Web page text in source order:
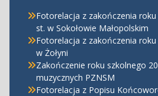
Fotorelacja z zakończenia
st. w Sokołowie Małopolskim
Fotorelacja z zakończenia
w Żołyni
Zakończenie roku szkolnego
muzycznych PZNSM
Fotorelacja z Popisu